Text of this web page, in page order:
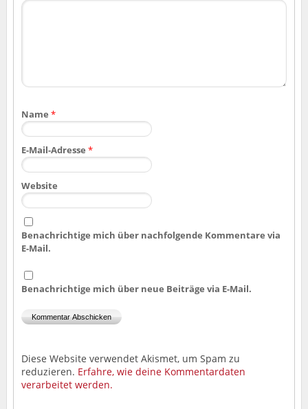
Name *
E-Mail-Adresse *
Website
Benachrichtige mich über nachfolgende Kommentare via
E-Mail.
Benachrichtige mich über neue Beiträge via E-Mail.
Diese Website verwendet Akismet, um Spam zu
reduzieren. Erfahre, wie deine Kommentardaten
verarbeitet werden.